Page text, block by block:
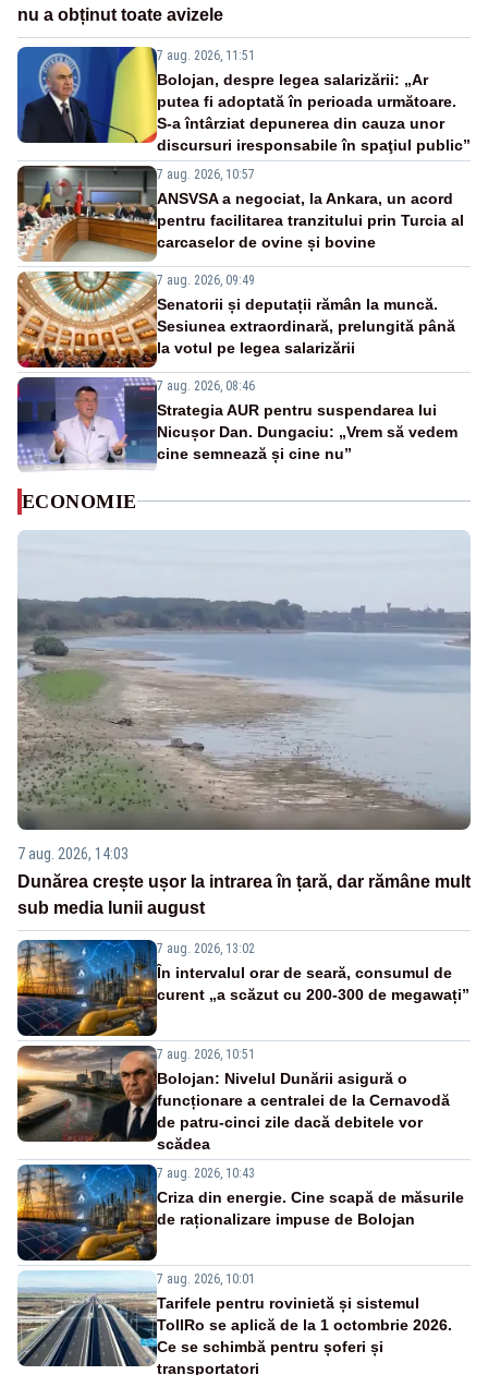
nu a obținut toate avizele
7 aug. 2026, 11:51
Bolojan, despre legea salarizării: „Ar
putea fi adoptată în perioada următoare.
S-a întârziat depunerea din cauza unor
discursuri iresponsabile în spaţiul public”
7 aug. 2026, 10:57
ANSVSA a negociat, la Ankara, un acord
pentru facilitarea tranzitului prin Turcia al
carcaselor de ovine și bovine
7 aug. 2026, 09:49
Senatorii și deputații rămân la muncă.
Sesiunea extraordinară, prelungită până
la votul pe legea salarizării
7 aug. 2026, 08:46
Strategia AUR pentru suspendarea lui
Nicușor Dan. Dungaciu: „Vrem să vedem
cine semnează și cine nu”
ECONOMIE
7 aug. 2026, 14:03
Dunărea crește ușor la intrarea în țară, dar rămâne mult
sub media lunii august
7 aug. 2026, 13:02
În intervalul orar de seară, consumul de
curent „a scăzut cu 200-300 de megawați”
7 aug. 2026, 10:51
Bolojan: Nivelul Dunării asigură o
funcționare a centralei de la Cernavodă
de patru-cinci zile dacă debitele vor
scădea
7 aug. 2026, 10:43
Criza din energie. Cine scapă de măsurile
de raționalizare impuse de Bolojan
7 aug. 2026, 10:01
Tarifele pentru rovinietă și sistemul
TollRo se aplică de la 1 octombrie 2026.
Ce se schimbă pentru șoferi și
transportatori